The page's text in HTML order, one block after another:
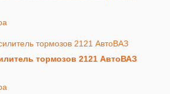
тормозов 2121 АвтоВАЗ